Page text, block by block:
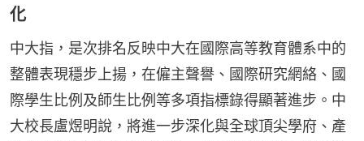
化
中大指，是次排名反映中大在國際高等教育體系中的
整體表現穩步上揚，在僱主聲譽、國際研究網絡、國
際學生比例及師生比例等多項指標錄得顯著進步。中
大校長盧煜明說，將進一步深化與全球頂尖學府、產